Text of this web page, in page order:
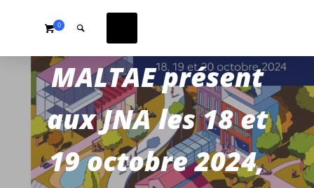
0
MALTAE présent
aux JNA les 18 et
19 octobre 2024,